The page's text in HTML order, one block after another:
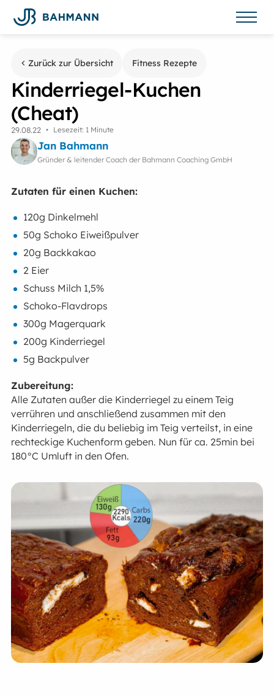
Zurück zur Übersicht Fitness Rezepte
Kinderriegel-Kuchen
(Cheat)
29.08.22 • Lesezeit: 1 Minute
Jan Bahmann
Gründer & leitender Coach der Bahmann Coaching GmbH
Zutaten für einen Kuchen:
120g Dinkelmehl
50g Schoko Eiweißpulver
20g Backkakao
2 Eier
Schuss Milch 1,5%
Schoko-Flavdrops
300g Magerquark
200g Kinderriegel
5g Backpulver
Zubereitung:
Alle Zutaten außer die Kinderriegel zu einem Teig
verrühren und anschließend zusammen mit den
Kinderriegeln, die du beliebig im Teig verteilst, in eine
rechteckige Kuchenform geben. Nun für ca. 25min bei
180°C Umluft in den Ofen.